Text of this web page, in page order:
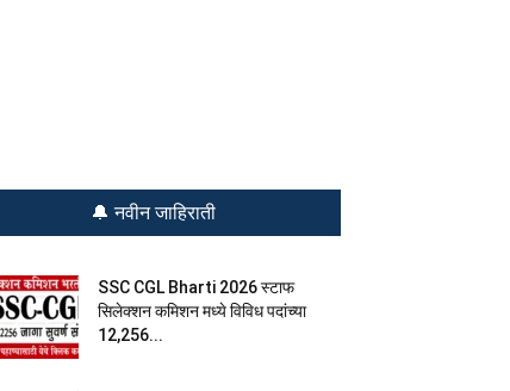
🔔 नवीन जाहिराती
SSC CGL Bharti 2026 स्टाफ
सिलेक्शन कमिशन मध्ये विविध पदांच्या
12,256...